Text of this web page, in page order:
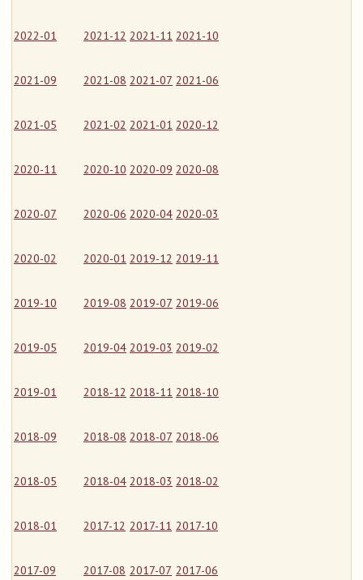
2022-01 2021-12 2021-11 2021-10
2021-09 2021-08 2021-07 2021-06
2021-05 2021-02 2021-01 2020-12
2020-11 2020-10 2020-09 2020-08
2020-07 2020-06 2020-04 2020-03
2020-02 2020-01 2019-12 2019-11
2019-10 2019-08 2019-07 2019-06
2019-05 2019-04 2019-03 2019-02
2019-01 2018-12 2018-11 2018-10
2018-09 2018-08 2018-07 2018-06
2018-05 2018-04 2018-03 2018-02
2018-01 2017-12 2017-11 2017-10
2017-09 2017-08 2017-07 2017-06